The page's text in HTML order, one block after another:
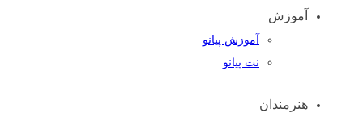
آموزش
آموزش پیانو
نت پیانو
هنرمندان